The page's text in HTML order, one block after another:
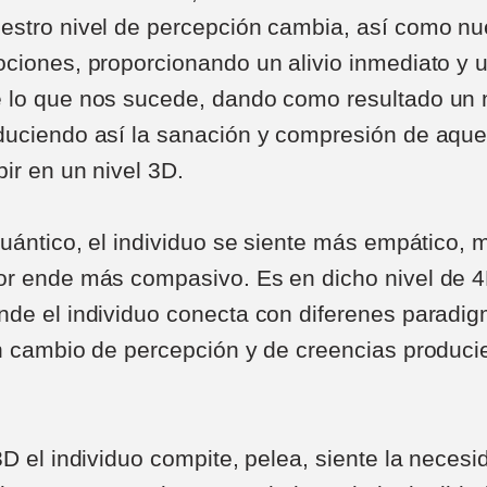
nivel de percepción cambia, así como
proporcionando un alivio inmediato y
lo que nos sucede, dando como resultado un
así la sanación y compresión de
en un nivel 3D.
el individuo se siente más empático,
ende más compasivo. Es en dicho nivel de
el individuo conecta con diferenes
cambio de percepción y de creencias
el individuo compite, pelea, siente la